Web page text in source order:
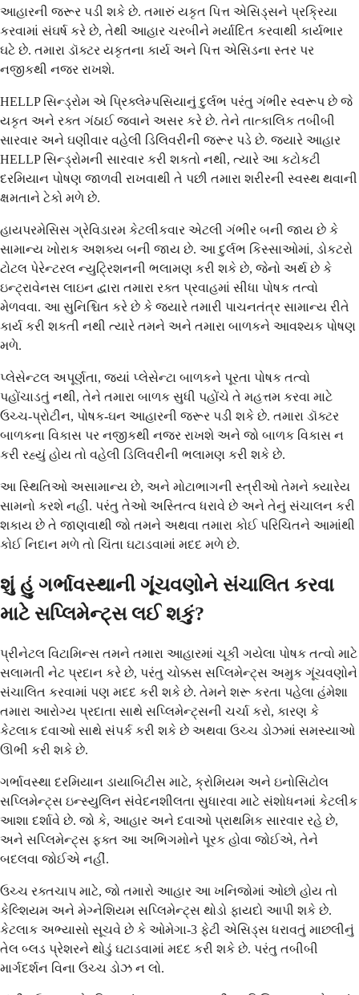
આહારની જરૂર પડી શકે છે. તમારું યકૃત પિત્ત એસિડ્સને પ્રક્રિયા
કરવામાં સંઘર્ષ કરે છે, તેથી આહાર ચરબીને મર્યાદિત કરવાથી કાર્યભાર
ઘટે છે. તમારા ડૉક્ટર યકૃતના કાર્ય અને પિત્ત એસિડના સ્તર પર
નજીકથી નજર રાખશે.
HELLP સિન્ડ્રોમ એ પ્રિક્લેમ્પસિયાનું દુર્લભ પરંતુ ગંભીર સ્વરૂપ છે જે
યકૃત અને રક્ત ગંઠાઈ જવાને અસર કરે છે. તેને તાત્કાલિક તબીબી
સારવાર અને ઘણીવાર વહેલી ડિલિવરીની જરૂર પડે છે. જ્યારે આહાર
HELLP સિન્ડ્રોમની સારવાર કરી શકતો નથી, ત્યારે આ કટોકટી
દરમિયાન પોષણ જાળવી રાખવાથી તે પછી તમારા શરીરની સ્વસ્થ થવાની
ક્ષમતાને ટેકો મળે છે.
હાયપરમેસિસ ગ્રેવિડારમ કેટલીકવાર એટલી ગંભીર બની જાય છે કે
સામાન્ય ખોરાક અશક્ય બની જાય છે. આ દુર્લભ કિસ્સાઓમાં, ડોકટરો
ટોટલ પેરેન્ટરલ ન્યુટ્રિશનની ભલામણ કરી શકે છે, જેનો અર્થ છે કે
ઇન્ટ્રાવેનસ લાઇન દ્વારા તમારા રક્ત પ્રવાહમાં સીધા પોષક તત્વો
મેળવવા. આ સુનિશ્ચિત કરે છે કે જ્યારે તમારી પાચનતંત્ર સામાન્ય રીતે
કાર્ય કરી શકતી નથી ત્યારે તમને અને તમારા બાળકને આવશ્યક પોષણ
મળે.
પ્લેસેન્ટલ અપૂર્ણતા, જ્યાં પ્લેસેન્ટા બાળકને પૂરતા પોષક તત્વો
પહોંચાડતું નથી, તેને તમારા બાળક સુધી પહોંચે તે મહત્તમ કરવા માટે
ઉચ્ચ-પ્રોટીન, પોષક-ઘન આહારની જરૂર પડી શકે છે. તમારા ડૉક્ટર
બાળકના વિકાસ પર નજીકથી નજર રાખશે અને જો બાળક વિકાસ ન
કરી રહ્યું હોય તો વહેલી ડિલિવરીની ભલામણ કરી શકે છે.
આ સ્થિતિઓ અસામાન્ય છે, અને મોટાભાગની સ્ત્રીઓ તેમને ક્યારેય
સામનો કરશે નહીં. પરંતુ તેઓ અસ્તિત્વ ધરાવે છે અને તેનું સંચાલન કરી
શકાય છે તે જાણવાથી જો તમને અથવા તમારા કોઈ પરિચિતને આમાંથી
કોઈ નિદાન મળે તો ચિંતા ઘટાડવામાં મદદ મળે છે.
શું હું ગર્ભાવસ્થાની ગૂંચવણોને સંચાલિત કરવા
માટે સપ્લિમેન્ટ્સ લઈ શકું?
પ્રીનેટલ વિટામિન્સ તમને તમારા આહારમાં ચૂકી ગયેલા પોષક તત્વો માટે
સલામતી નેટ પ્રદાન કરે છે, પરંતુ ચોક્કસ સપ્લિમેન્ટ્સ અમુક ગૂંચવણોને
સંચાલિત કરવામાં પણ મદદ કરી શકે છે. તેમને શરૂ કરતા પહેલા હંમેશા
તમારા આરોગ્ય પ્રદાતા સાથે સપ્લિમેન્ટ્સની ચર્ચા કરો, કારણ કે
કેટલાક દવાઓ સાથે સંપર્ક કરી શકે છે અથવા ઉચ્ચ ડોઝમાં સમસ્યાઓ
ઊભી કરી શકે છે.
ગર્ભાવસ્થા દરમિયાન ડાયાબિટીસ માટે, ક્રોમિયમ અને ઇનોસિટોલ
સપ્લિમેન્ટ્સ ઇન્સ્યુલિન સંવેદનશીલતા સુધારવા માટે સંશોધનમાં કેટલીક
આશા દર્શાવે છે. જો કે, આહાર અને દવાઓ પ્રાથમિક સારવાર રહે છે,
અને સપ્લિમેન્ટ્સ ફક્ત આ અભિગમોને પૂરક હોવા જોઈએ, તેને
બદલવા જોઈએ નહીં.
ઉચ્ચ રક્તચાપ માટે, જો તમારો આહાર આ ખનિજોમાં ઓછો હોય તો
કેલ્શિયમ અને મેગ્નેશિયમ સપ્લિમેન્ટ્સ થોડો ફાયદો આપી શકે છે.
કેટલાક અભ્યાસો સૂચવે છે કે ઓમેગા-3 ફેટી એસિડ્સ ધરાવતું માછલીનું
તેલ બ્લડ પ્રેશરને થોડું ઘટાડવામાં મદદ કરી શકે છે. પરંતુ તબીબી
માર્ગદર્શન વિના ઉચ્ચ ડોઝ ન લો.